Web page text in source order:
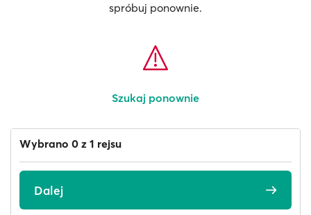
spróbuj ponownie.
Szukaj ponownie
Wybrano 0 z 1 rejsu
Dalej